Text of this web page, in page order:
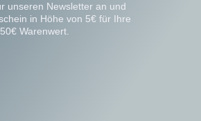
unseren Newsletter an und
in Höhe von 5€ für Ihre
Warenwert.